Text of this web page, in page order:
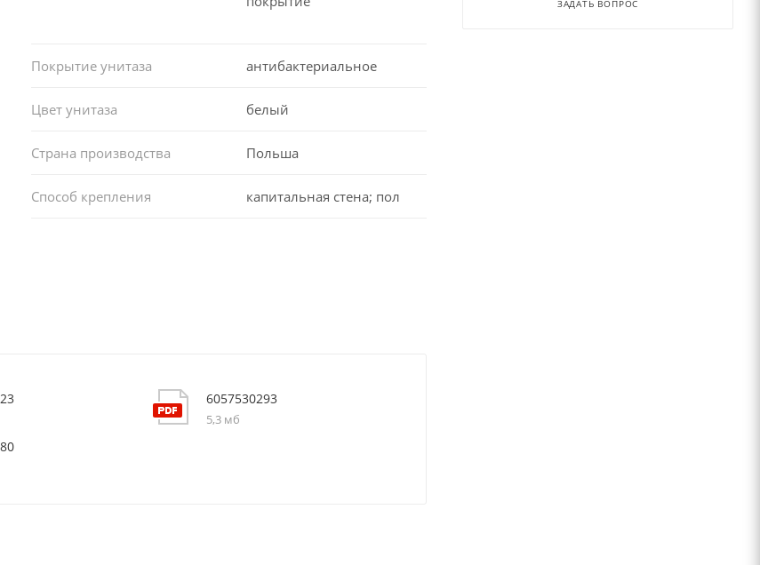
Покрытие унитаза антибактериальное
Цвет унитаза белый
Страна производства Польша
Способ крепления капитальная стена; пол
6057530293
5,3 мб
ЗАДАТЬ ВОПРОС